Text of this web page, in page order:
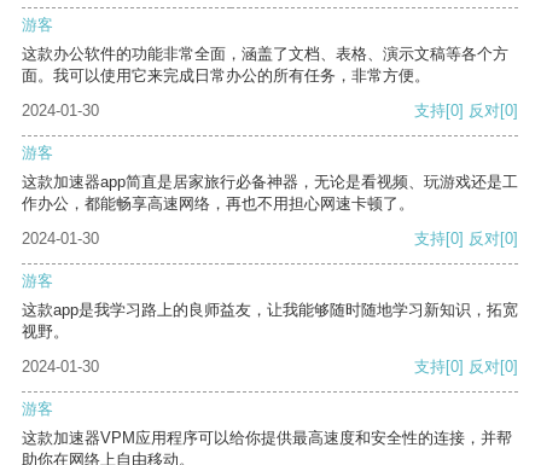
游客
这款办公软件的功能非常全面，涵盖了文档、表格、演示文稿等各个方
面。我可以使用它来完成日常办公的所有任务，非常方便。
2024-01-30
支持[0] 反对[0]
游客
这款加速器app简直是居家旅行必备神器，无论是看视频、玩游戏还是工
作办公，都能畅享高速网络，再也不用担心网速卡顿了。
2024-01-30
支持[0] 反对[0]
游客
这款app是我学习路上的良师益友，让我能够随时随地学习新知识，拓宽
视野。
2024-01-30
支持[0] 反对[0]
游客
这款加速器VPM应用程序可以给你提供最高速度和安全性的连接，并帮
助你在网络上自由移动。